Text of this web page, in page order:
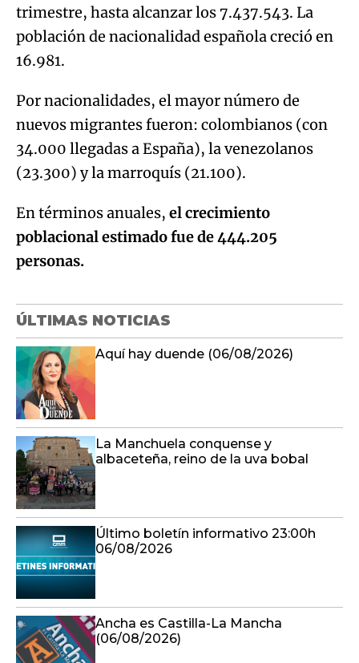
Por nacionalidades, el mayor número de
nuevos migrantes fueron: colombianos (con
34.000 llegadas a España), la venezolanos
(23.300) y la marroquís (21.100).
En términos anuales,el crecimiento
poblacional estimado fue de 444.205
personas.
ÚLTIMAS NOTICIAS
La Manchuela conquense y
Último boletín informativo 23:00h
06/08/2026
Ancha es Castilla-La Mancha
(06/08/2026)
Último boletín informativo 22:00h
06/08/2026